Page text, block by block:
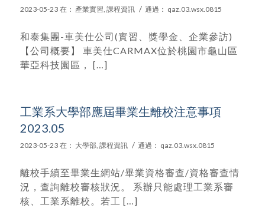
2023-05-23 在： 產業實習, 課程資訊 / 通過： qaz.03.wsx.0815
和泰集團-車美仕公司(實習、獎學金、企業參訪)
【公司概要】 車美仕CARMAX位於桃園市龜山區
華亞科技園區， […]
工業系大學部應屆畢業生離校注意事項
2023.05
2023-05-23 在： 大學部, 課程資訊 / 通過： qaz.03.wsx.0815
離校手續至畢業生網站/畢業資格審查/資格審查情
況，查詢離校審核狀況。 系辦只能處理工業系審
核、工業系離校。若工 […]